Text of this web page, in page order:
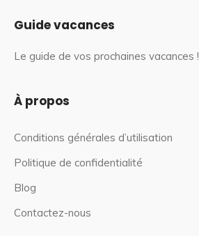
Guide vacances
Le guide de vos prochaines vacances !
À propos
Conditions générales d’utilisation
Politique de confidentialité
Blog
Contactez-nous